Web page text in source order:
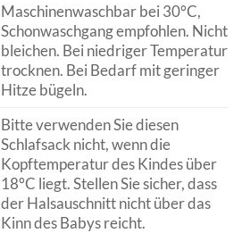
Maschinenwaschbar bei 30°C,
Schonwaschgang empfohlen. Nicht
bleichen. Bei niedriger Temperatur
trocknen. Bei Bedarf mit geringer
Hitze bügeln.
Bitte verwenden Sie diesen
Schlafsack nicht, wenn die
Kopftemperatur des Kindes über
18°C liegt. Stellen Sie sicher, dass
der Halsauschnitt nicht über das
Kinn des Babys reicht.